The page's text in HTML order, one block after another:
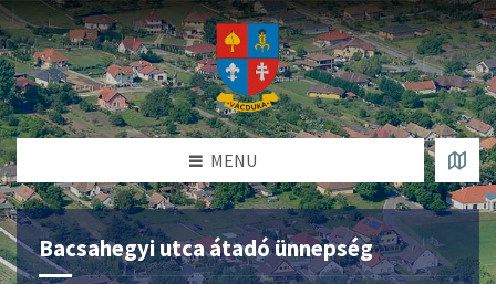
MENU
Bacsahegyi utca átadó ünnepség